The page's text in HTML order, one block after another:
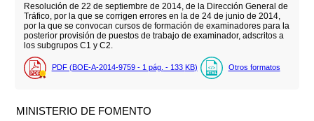
Resolución de 22 de septiembre de 2014, de la Dirección General de
Tráfico, por la que se corrigen errores en la de 24 de junio de 2014,
por la que se convocan cursos de formación de examinadores para la
posterior provisión de puestos de trabajo de examinador, adscritos a
los subgrupos C1 y C2.
PDF (BOE-A-2014-9759 - 1 pág. - 133 KB) Otros formatos
MINISTERIO DE FOMENTO